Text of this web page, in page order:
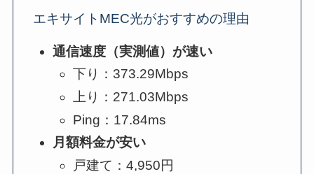
エキサイトMEC光がおすすめの理由
通信速度（実測値）が速い
下り：373.29Mbps
上り：271.03Mbps
Ping：17.84ms
月額料金が安い
戸建て：4,950円